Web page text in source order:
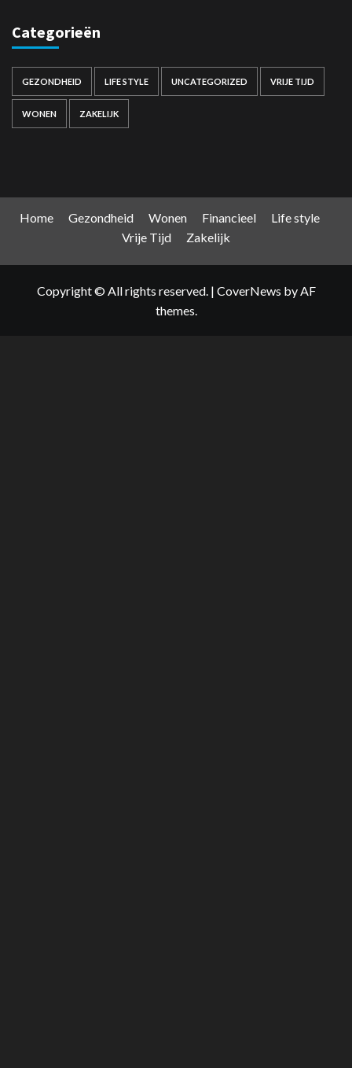
Categorieën
GEZONDHEID LIFE STYLE UNCATEGORIZED VRIJE TIJD
WONEN ZAKELIJK
Home Gezondheid Wonen Financieel
Life style
Vrije Tijd
Zakelijk
Copyright © All rights reserved. | CoverNews by AF
themes.